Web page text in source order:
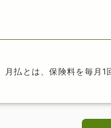
月払とは、保険料を毎月1